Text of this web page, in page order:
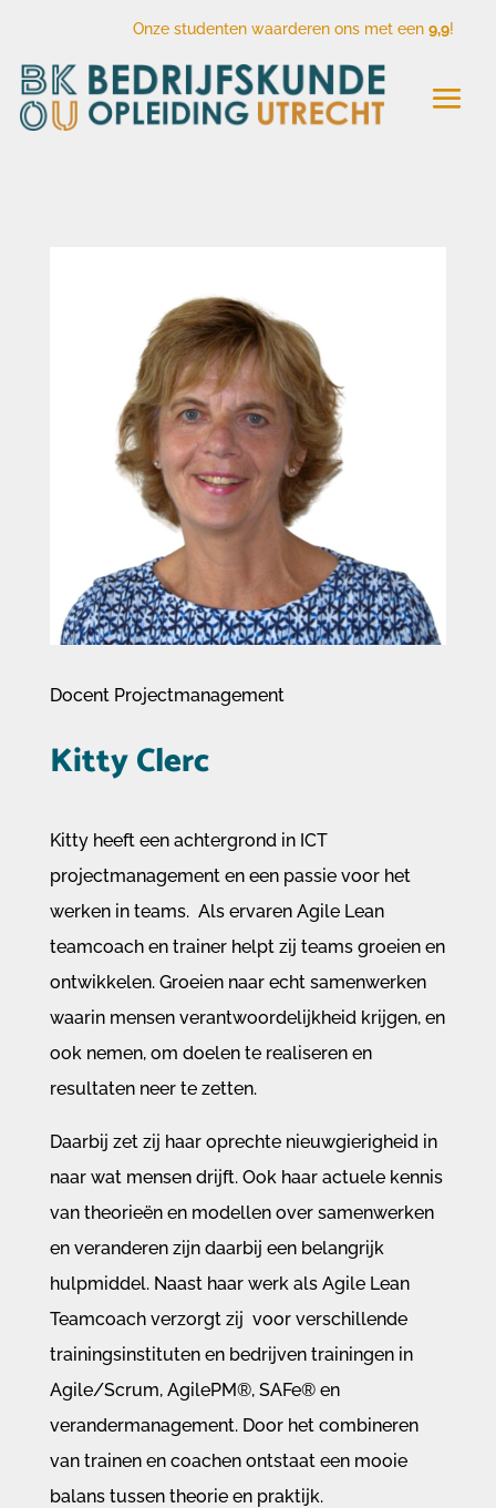
Onze studenten waarderen ons met een9,9!
Docent Projectmanagement
Kitty Clerc
Kitty heeft een achtergrond in ICT
projectmanagement en een passie voor het
werken in teams. Als ervaren Agile Lean
teamcoach en trainer helpt zij teams groeien en
ontwikkelen. Groeien naar echt samenwerken
waarin mensen verantwoordelijkheid krijgen, en
ook nemen, om doelen te realiseren en
resultaten neer te zetten.
Daarbij zet zij haar oprechte nieuwgierigheid in
naar wat mensen drijft. Ook haar actuele kennis
van theorieën en modellen over samenwerken
en veranderen zijn daarbij een belangrijk
hulpmiddel. Naast haar werk als Agile Lean
Teamcoach verzorgt zij voor verschillende
trainingsinstituten en bedrijven trainingen in
Agile/Scrum, AgilePM®, SAFe® en
verandermanagement. Door het combineren
van trainen en coachen ontstaat een mooie
balans tussen theorie en praktijk.